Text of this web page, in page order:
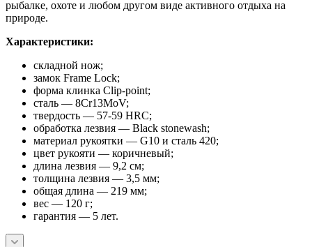
рыбалке, охоте и любом другом виде активного отдыха на
природе.
Характеристики:
складной нож;
замок Frame Lock;
форма клинка Clip-point;
сталь — 8Cr13MoV;
твердость — 57-59 HRC;
обработка лезвия — Black stonewash;
материал рукоятки — G10 и сталь 420;
цвет рукояти — коричневый;
длина лезвия — 9,2 см;
толщина лезвия — 3,5 мм;
общая длина — 219 мм;
вес — 120 г;
гарантия — 5 лет.